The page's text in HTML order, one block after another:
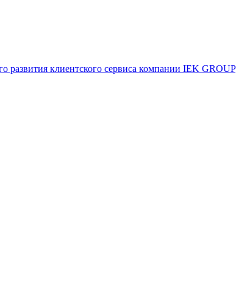
развития клиентского сервиса компании IEK GROUP